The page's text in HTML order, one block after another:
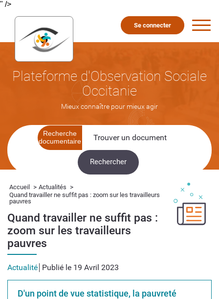
" />
Se connecter
Plateforme d'Observation Sociale
Occitanie
Mieux connaître pour mieux agir
Recherche
documentaire
Accueil > Actualités >
Quand travailler ne suffit pas : zoom sur les travailleurs
pauvres
Quand travailler ne suffit pas :
zoom sur les travailleurs
pauvres
Actualité Publié le 19 Avril 2023
D'un point de vue statistique, la pauvreté